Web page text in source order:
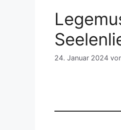
24. Januar 2024